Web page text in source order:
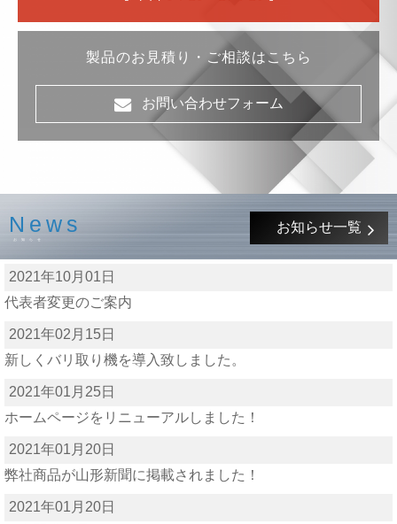
製品のお見積り・ご相談はこちら
お問い合わせフォーム
2021年10月01日
代表者変更のご案内
2021年02月15日
新しくバリ取り機を導入致しました。
2021年01月25日
ホームページをリニューアルしました！
2021年01月20日
弊社商品が山形新聞に掲載されました！
2021年01月20日
News
お知らせ
お知らせ一覧